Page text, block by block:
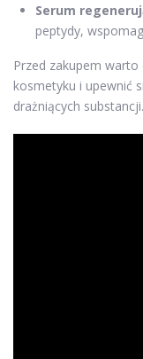
Serum
peptydy,
Przed zakupem warto
kosmetyku i upewnić
drażniących substancji.